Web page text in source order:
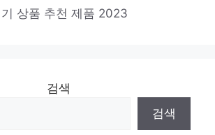
기 상품 추천 제품 2023
검색
검색